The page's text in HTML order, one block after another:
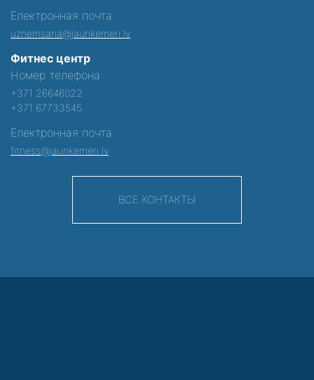
Електронная почта:
uznemsana@jaunkemeri.lv
Фитнес центр
Номер телефона:
+371 26646022
+371 67733545
Електронная почта:
fitness@jaunkemeri.lv
ВСЕ КОНТАКТЫ